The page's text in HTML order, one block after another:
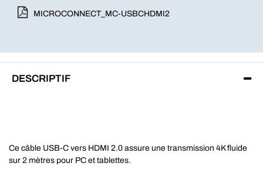
MICROCONNECT_MC-USBCHDMI2
DESCRIPTIF
Ce câble USB-C vers HDMI 2.0 assure une transmission 4K fluide
sur 2 mètres pour PC et tablettes.